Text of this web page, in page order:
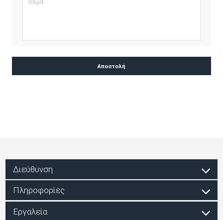
Διεύθυνση
Πληροφορίες
Εργαλεία